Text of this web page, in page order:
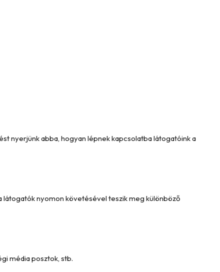
nyerjünk abba, hogyan lépnek kapcsolatba látogatóink a
nyomon követésével teszik meg különböző
média posztok, stb.